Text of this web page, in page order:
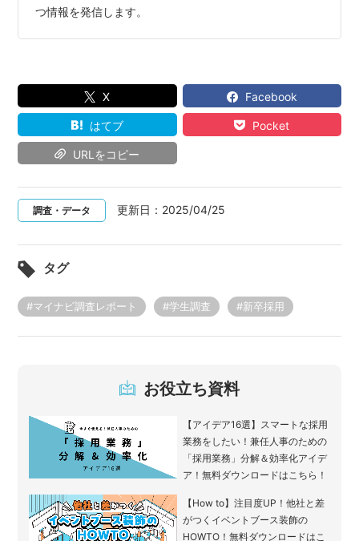
つ情報を発信します。
X Facebook
はてブ Pocket
URLをコピー
調査・データ 更新日： 2025/04/25
タグ
#マイナビ調査レポート #学生調査 #新卒採用
お役立ち資料
【アイデア16選】スマートな採用
業務をしたい！兼任人事のための
「採用業務」分解＆効率化アイデ
ア！無料ダウンロードはこちら！
【How to】注目度UP！他社と差
がつくイベントブース装飾の
HOWTO！無料ダウンロードはこ